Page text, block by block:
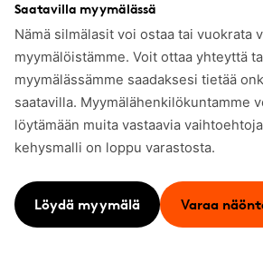
Saatavilla myymälässä
Nämä silmälasit voi ostaa tai vuokrata
myymälöistämme. Voit ottaa yhteyttä
myymälässämme saadaksesi tietää
saatavilla. Myymälähenkilökuntamme
löytämään muita vastaavia
kehysmalli on loppu varastosta.
Löydä myymälä Varaa